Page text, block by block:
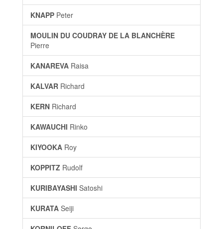
KNAPP Peter
MOULIN DU COUDRAY DE LA BLANCHÈRE
Pierre
KANAREVA Raisa
KALVAR Richard
KERN Richard
KAWAUCHI Rinko
KIYOOKA Roy
KOPPITZ Rudolf
KURIBAYASHI Satoshi
KURATA Seiji